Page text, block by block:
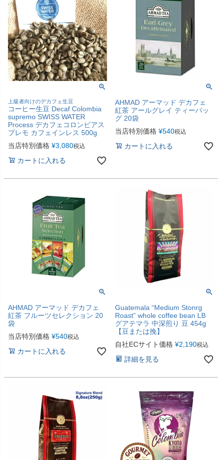
上級者向けのデカフェ生豆
コーヒー生豆 Decaf Colombia
supremo SWISS WATER
Process デカフェコロンビアス
プレモ カフェインレス 500g
当店特別価格 ¥3,080税込
カートに入れる
AHMAD アーマッド デカフェ
紅茶 アールグレイ ティーバッ
グ 20袋
当店特別価格 ¥540税込
カートに入れる
AHMAD アーマッド デカフェ
紅茶 フルーツセレクション 20
袋
当店特別価格 ¥540税込
カートに入れる
Guatemala “Medium Stonrg
Roast” whole coffee bean LB
グアテマラ 中深煎り 豆 454g
【豆または挽】
自社ECサイト価格 ¥2,190税込
詳細を見る